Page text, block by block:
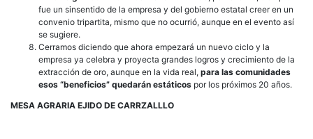
fue un sinsentido de la empresa y del gobierno estatal creer en un
convenio tripartita, mismo que no ocurrió, aunque en el evento así
se sugiere.
Cerramos diciendo que ahora empezará un nuevo ciclo y la
empresa ya celebra y proyecta grandes logros y crecimiento de la
extracción de oro, aunque en la vida real, para las comunidades
esos “beneficios” quedarán estáticos por los próximos 20 años.
MESA AGRARIA EJIDO DE CARRZALLLO